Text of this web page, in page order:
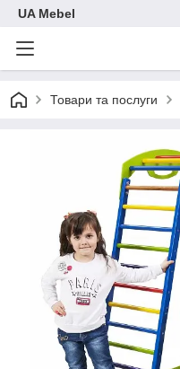
UA Mebel
Товари та послуги